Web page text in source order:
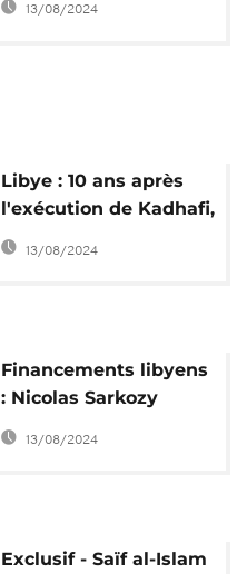
13/08/2024
Libye : 10 ans après
l'exécution de Kadhafi,
les soutiens
demeurent
13/08/2024
Financements libyens
: Nicolas Sarkozy
dénonce un vice de
procédure
13/08/2024
Exclusif - Saïf al-Islam